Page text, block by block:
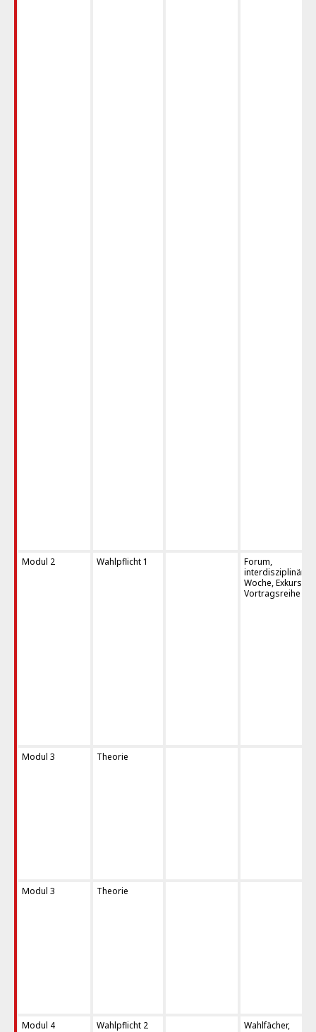
Modul 2 Wahlpflicht 1
Forum,
interdisziplinäre
Woche, Exkursion,
Vortragsreihe
Modul 3 Theorie
Modul 3 Theorie
Modul 4 Wahlpflicht 2
Wahlfächer,